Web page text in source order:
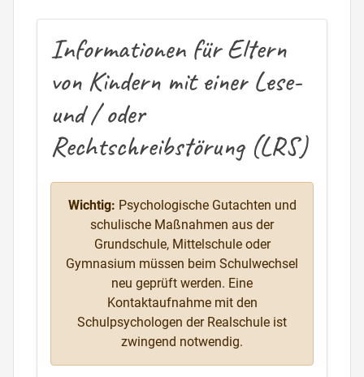
Informationen für Eltern
von Kindern mit einer Lese-
und / oder
Rechtschreibstörung (LRS)
Wichtig: Psychologische Gutachten und
schulische Maßnahmen aus der
Grundschule, Mittelschule oder
Gymnasium müssen beim Schulwechsel
neu geprüft werden. Eine
Kontaktaufnahme mit den
Schulpsychologen der Realschule ist
zwingend notwendig.